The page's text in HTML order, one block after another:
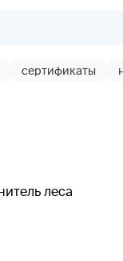
сертификаты